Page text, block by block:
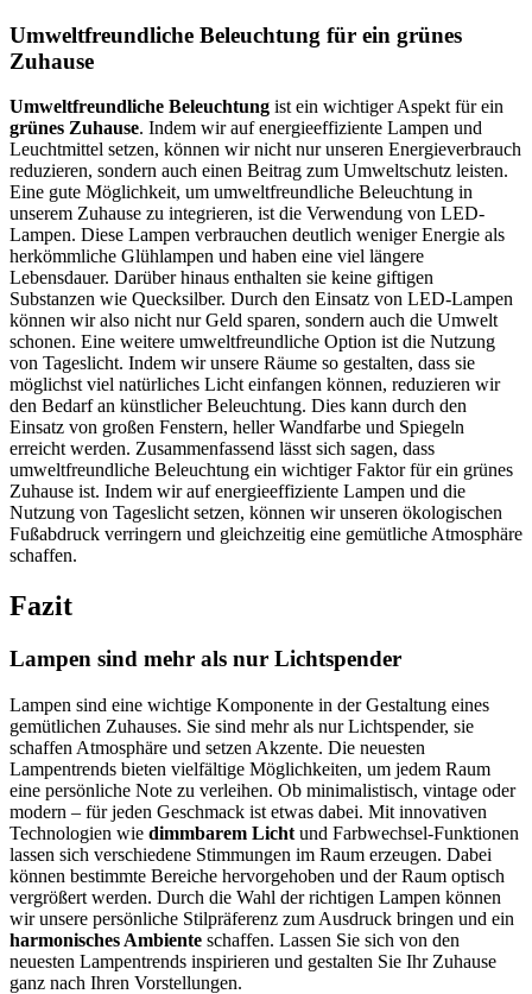
Umweltfreundliche Beleuchtung für ein grünes
Zuhause
Umweltfreundliche Beleuchtung ist ein wichtiger Aspekt für ein
grünes Zuhause. Indem wir auf energieeffiziente Lampen und
Leuchtmittel setzen, können wir nicht nur unseren Energieverbrauch
reduzieren, sondern auch einen Beitrag zum Umweltschutz leisten.
Eine gute Möglichkeit, um umweltfreundliche Beleuchtung in
unserem Zuhause zu integrieren, ist die Verwendung von LED-
Lampen. Diese Lampen verbrauchen deutlich weniger Energie als
herkömmliche Glühlampen und haben eine viel längere
Lebensdauer. Darüber hinaus enthalten sie keine giftigen
Substanzen wie Quecksilber. Durch den Einsatz von LED-Lampen
können wir also nicht nur Geld sparen, sondern auch die Umwelt
schonen. Eine weitere umweltfreundliche Option ist die Nutzung
von Tageslicht. Indem wir unsere Räume so gestalten, dass sie
möglichst viel natürliches Licht einfangen können, reduzieren wir
den Bedarf an künstlicher Beleuchtung. Dies kann durch den
Einsatz von großen Fenstern, heller Wandfarbe und Spiegeln
erreicht werden. Zusammenfassend lässt sich sagen, dass
umweltfreundliche Beleuchtung ein wichtiger Faktor für ein grünes
Zuhause ist. Indem wir auf energieeffiziente Lampen und die
Nutzung von Tageslicht setzen, können wir unseren ökologischen
Fußabdruck verringern und gleichzeitig eine gemütliche Atmosphäre
schaffen.
Fazit
Lampen sind mehr als nur Lichtspender
Lampen sind eine wichtige Komponente in der Gestaltung eines
gemütlichen Zuhauses. Sie sind mehr als nur Lichtspender, sie
schaffen Atmosphäre und setzen Akzente. Die neuesten
Lampentrends bieten vielfältige Möglichkeiten, um jedem Raum
eine persönliche Note zu verleihen. Ob minimalistisch, vintage oder
modern – für jeden Geschmack ist etwas dabei. Mit innovativen
Technologien wie dimmbarem Licht und Farbwechsel-Funktionen
lassen sich verschiedene Stimmungen im Raum erzeugen. Dabei
können bestimmte Bereiche hervorgehoben und der Raum optisch
vergrößert werden. Durch die Wahl der richtigen Lampen können
wir unsere persönliche Stilpräferenz zum Ausdruck bringen und ein
harmonisches Ambiente schaffen. Lassen Sie sich von den
neuesten Lampentrends inspirieren und gestalten Sie Ihr Zuhause
ganz nach Ihren Vorstellungen.